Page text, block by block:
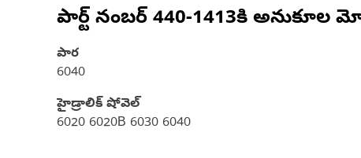
పార్ట్ నంబర్ 440-1413కి అనుకూల
పార
6040
హైడ్రాలిక్ షోవెల్
6020 6020B 6030 6040